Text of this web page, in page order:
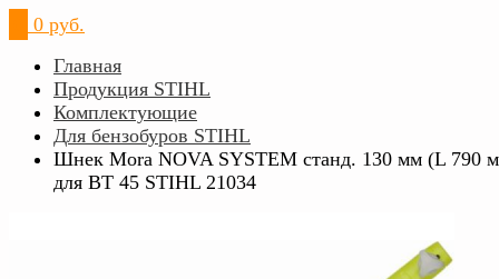
0 руб.
Главная
Продукция STIHL
Комплектующие
Для бензобуров STIHL
Шнек Mora NOVA SYSTEM станд. 130 мм (L 790
для ВТ 45 STIHL 21034